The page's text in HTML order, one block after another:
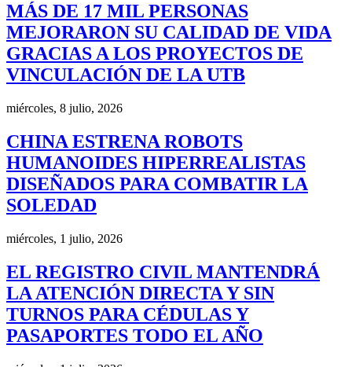
MÁS DE 17 MIL PERSONAS
MEJORARON SU CALIDAD DE VIDA
GRACIAS A LOS PROYECTOS DE
VINCULACIÓN DE LA UTB
miércoles, 8 julio, 2026
CHINA ESTRENA ROBOTS
HUMANOIDES HIPERREALISTAS
DISEÑADOS PARA COMBATIR LA
SOLEDAD
miércoles, 1 julio, 2026
EL REGISTRO CIVIL MANTENDRÁ
LA ATENCIÓN DIRECTA Y SIN
TURNOS PARA CÉDULAS Y
PASAPORTES TODO EL AÑO